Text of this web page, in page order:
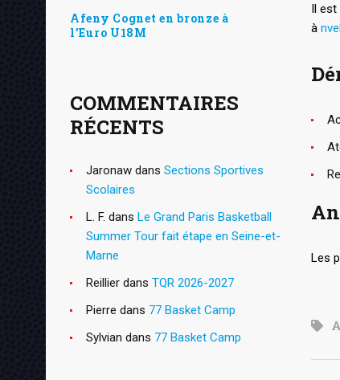
Il est
à
Les
Afeny Cognet en bronze à
l’Euro U18M
COMMENTAIRES
RÉCENTS
Jaronaw dans Sections Sportives
Scolaires
L. F. dans Le Grand Paris Basketball
Summer Tour fait étape en Seine-et-
Marne
Reillier dans TQR 2026-2027
Pierre dans 77 Basket Camp
Sylvian dans 77 Basket Camp